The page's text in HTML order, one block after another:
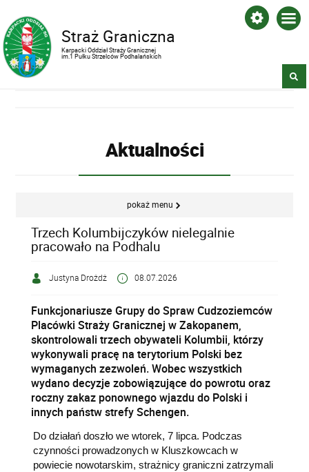
Straż Graniczna
Karpacki Oddział Straży Granicznej
im.1 Pułku Strzelców Podhalańskich
Aktualności
pokaż menu
Trzech Kolumbijczyków nielegalnie
pracowało na Podhalu
Justyna Drożdż 08.07.2026
Funkcjonariusze Grupy do Spraw Cudzoziemców
Placówki Straży Granicznej w Zakopanem,
skontrolowali trzech obywateli Kolumbii, którzy
wykonywali pracę na terytorium Polski bez
wymaganych zezwoleń. Wobec wszystkich
wydano decyzje zobowiązujące do powrotu oraz
roczny zakaz ponownego wjazdu do Polski i
innych państw strefy Schengen.
Do działań doszło we wtorek, 7 lipca. Podczas
czynności prowadzonych w Kluszkowcach w
powiecie nowotarskim, strażnicy graniczni zatrzymali